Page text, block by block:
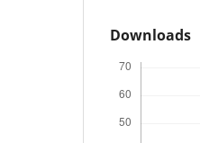
Downloads